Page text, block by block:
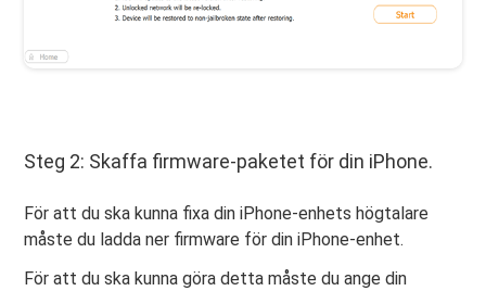
Steg 2: Skaffa firmware-paketet för din iPhone.
För att du ska kunna fixa din iPhone-enhets högtalare
måste du ladda ner firmware för din iPhone-enhet.
För att du ska kunna göra detta måste du ange din